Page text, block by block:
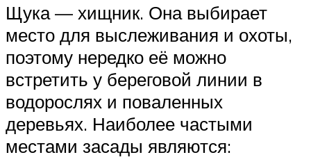
Щука — хищник. Она выбирает
место для выслеживания и охоты,
поэтому нередко её можно
встретить у береговой линии в
водорослях и поваленных
деревьях. Наиболее частыми
местами засады являются: